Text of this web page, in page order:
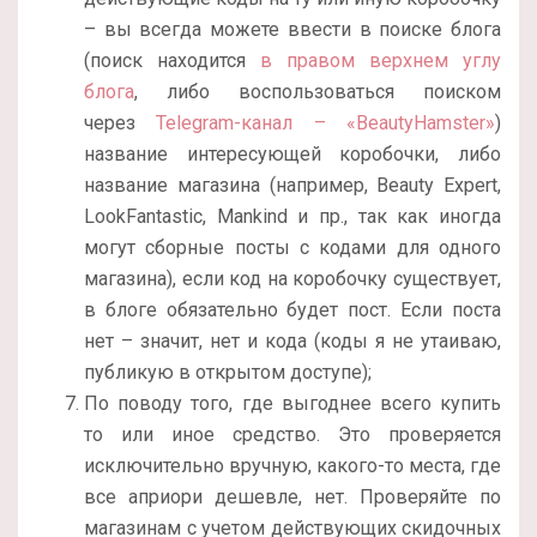
– вы всегда можете ввести в поиске блога
(поиск находится в правом верхнем углу
блога, либо воспользоваться поиском
черезTelegram-канал – «BeautyHamster»)
название интересующей коробочки, либо
название магазина (например, Beauty Expert,
LookFantastic, Mankind и пр., так как иногда
могут сборные посты с кодами для одного
магазина), если код на коробочку существует,
в блоге обязательно будет пост. Если поста
нет – значит, нет и кода (коды я не утаиваю,
публикую в открытом доступе);
По поводу того, где выгоднее всего купить
то или иное средство. Это проверяется
исключительно вручную, какого-то места, где
все априори дешевле, нет. Проверяйте по
магазинам с учетом действующих скидочных